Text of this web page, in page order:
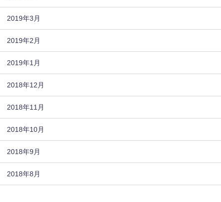
2019年3月
2019年2月
2019年1月
2018年12月
2018年11月
2018年10月
2018年9月
2018年8月